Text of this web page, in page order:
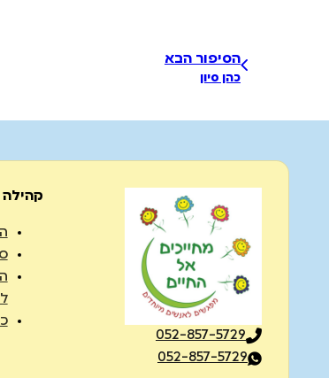
הסיפור הבא
כהן סיון
052-857-5729
052-857-5729
קהילה